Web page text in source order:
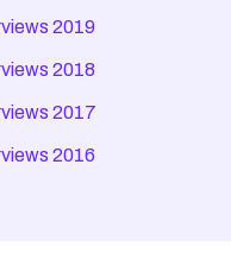
2019
2018
2017
2016